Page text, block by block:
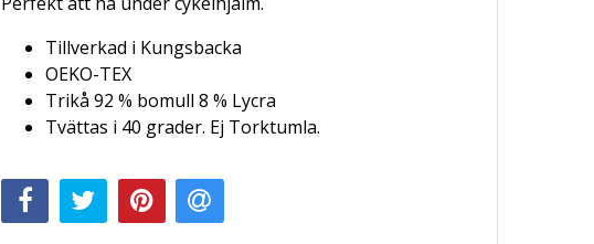
Tillverkad i Kungsbacka
OEKO-TEX
Trikå 92 % bomull 8 % Lycra
Tvättas i 40 grader. Ej Torktumla.